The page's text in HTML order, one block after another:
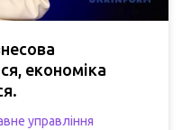
економіка
управління